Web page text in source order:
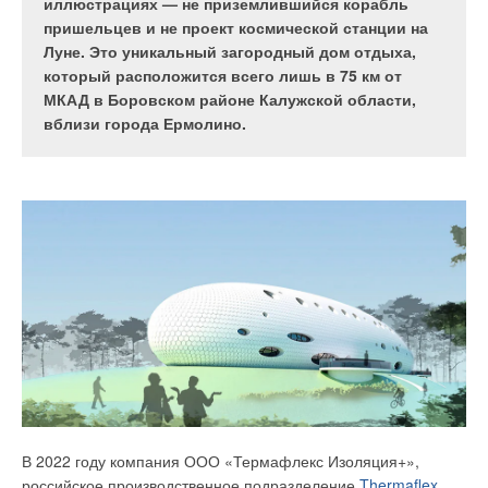
пришельцев и не проект космической станции на
Луне. Это уникальный загородный дом отдыха,
который расположится всего лишь в 75 км от
МКАД в Боровском районе Калужской области,
вблизи города Ермолино.
В 2022 году компания ООО «Термафлекс Изоляция+»,
автономной системами отопления? Каким должно
быть расстояние от радиатора до пола? Мы
поделились с профессионалами полезными
советами, которые помогут им выбрать и
установить радиатор.
Дом или квартира: почему это важно?
Научно-исследовательский институт инженерных,
климатических систем и электроники (НИИ
«ИКСЭл»), расположенные на территории
технопарка «Русклимат ИКСЭл» в городе Киржач
Владимирской области.